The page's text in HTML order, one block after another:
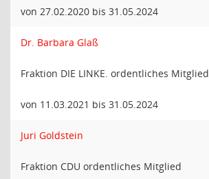
von 27.02.2020 bis 31.05.2024
Dr. Barbara Glaß
Fraktion DIE LINKE. ordentliches Mitglied
von 11.03.2021 bis 31.05.2024
Juri Goldstein
Fraktion CDU ordentliches Mitglied